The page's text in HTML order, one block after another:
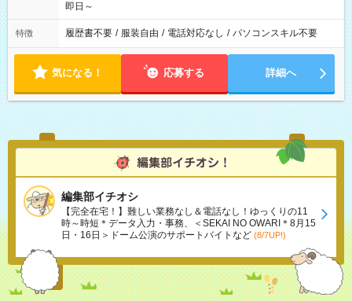
即日～
特徴 履歴書不要 / 服装自由 / 電話対応なし / パソコンスキル不要
気になる！ 応募する 詳細へ
編集部イチオシ
【完全在宅！】難しい業務なし＆電話なし！ゆっくりの11
時～時短＊データ入力・事務、＜SEKAI NO OWARI＊8月15
日・16日＞ドーム公演のサポートバイトなど (8/7UP!)